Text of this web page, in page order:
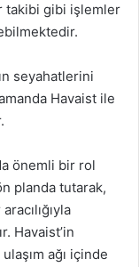
takibi gibi işlemler
seyahatlerini
Havaist ile
önemli bir rol
planda tutarak,
Havaist’in
ağı içinde